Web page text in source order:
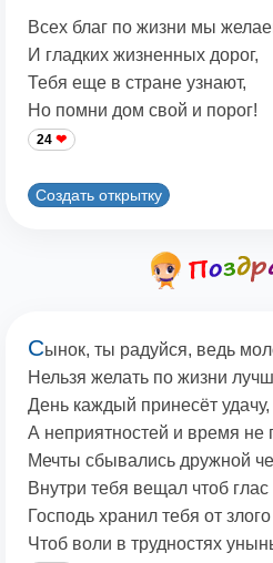
Всех благ по жизни мы
И гладких жизненных дорог,
Тебя еще в стране узнают,
Но помни дом свой и порог!
24
Создать открытку
Сынок, ты радуйся, ведь
Нельзя желать по жизни
День каждый принесёт удачу,
А неприятностей и время не
Мечты сбывались дружной
Внутри тебя вещал чтоб глас
Господь хранил тебя от
Чтоб воли в трудностях